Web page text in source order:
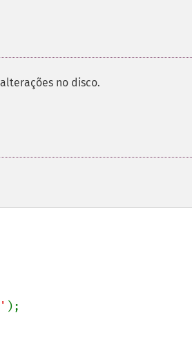
no disco.
);